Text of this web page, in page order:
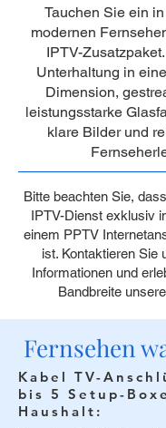
Tauchen Sie ein
modernen
IPTV-
Unterhaltung in
Dimension,
leistungsstarke
klare Bilder und
Bitte beachten Sie,
IPTV-Dienst exklusiv
einem PPTV
ist. Kontaktieren Sie
Informationen und
Bandbreite
Fernsehen
Kabel TV-
bis 5 Setup-
Haushalt: